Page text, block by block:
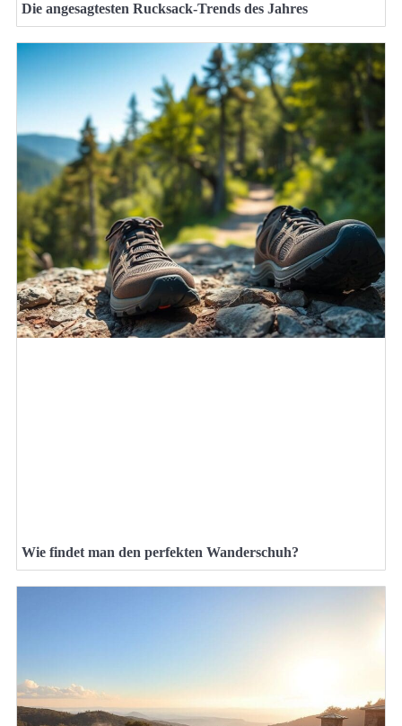
Die angesagtesten Rucksack-Trends des Jahres
Wie findet man den perfekten Wanderschuh?